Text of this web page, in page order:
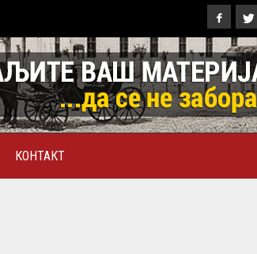
КОНТАКТ